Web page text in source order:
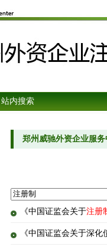
内搜索
郑州威驰外资企业服
《中国证监会关于注册
《中国证监会关于深化